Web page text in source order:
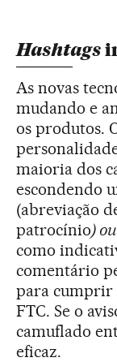
Hashtags
As novas
mudando e
os produtos.
maioria dos
escondendo
(abreviação
patrocínio)
como
comentário
para cumprir
FTC. Se o
camuflado
eficaz.